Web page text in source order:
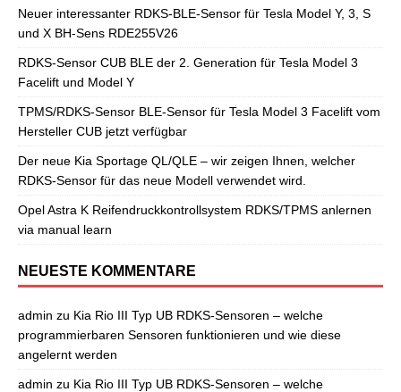
Neuer interessanter RDKS-BLE-Sensor für Tesla Model Y, 3, S
und X BH-Sens RDE255V26
RDKS-Sensor CUB BLE der 2. Generation für Tesla Model 3
Facelift und Model Y
TPMS/RDKS-Sensor BLE-Sensor für Tesla Model 3 Facelift vom
Hersteller CUB jetzt verfügbar
Der neue Kia Sportage QL/QLE – wir zeigen Ihnen, welcher
RDKS-Sensor für das neue Modell verwendet wird.
Opel Astra K Reifendruckkontrollsystem RDKS/TPMS anlernen
via manual learn
NEUESTE KOMMENTARE
admin zu Kia Rio III Typ UB RDKS-Sensoren – welche
programmierbaren Sensoren funktionieren und wie diese
angelernt werden
admin zu Kia Rio III Typ UB RDKS-Sensoren – welche